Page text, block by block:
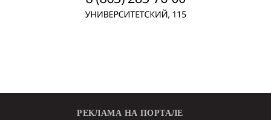
РЕКЛАМА НА ПОРТАЛЕ